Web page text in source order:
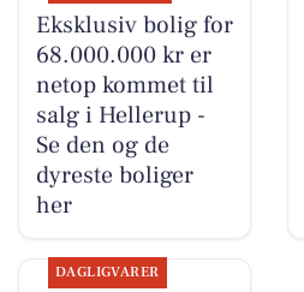
Eksklusiv bolig for
68.000.000 kr er
netop kommet til
salg i Hellerup -
Se den og de
dyreste boliger
her
DAGLIGVARER